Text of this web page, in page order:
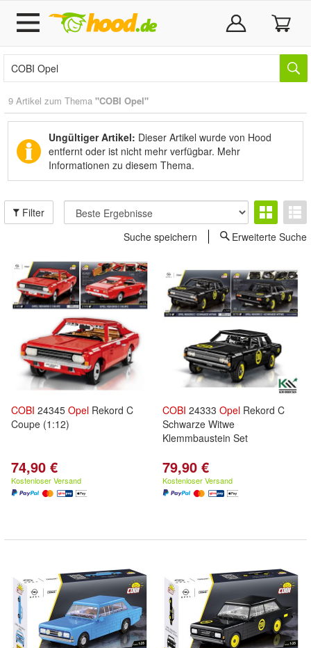
9 Artikel zum Thema "COBI Opel"
Ungültiger Artikel: Dieser Artikel wurde von Hood
entfernt oder ist nicht mehr verfügbar. Mehr
Informationen zu diesem Thema.
Filter
Suche speichern
Erweiterte Suche
COBI 24345 Opel Rekord C
Coupe (1:12)
74,90 €
Kostenloser Versand
COBI 24333 Opel Rekord C
Schwarze Witwe
Klemmbaustein Set
79,90 €
Kostenloser Versand